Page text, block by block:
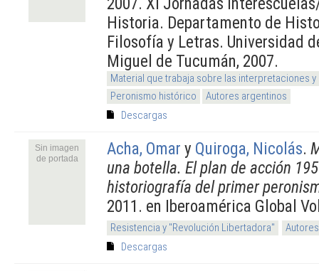
Historia. Departamento de
Filosofía y Letras. Universidad
Miguel de Tucumán, 2007.
Material que trabaja sobre las interpretaciones
Peronismo histórico
Autores argentinos
Descargas
Sin imagen
de portada
Acha, Omar y Quiroga, Nicolás.
una botella. El plan de acción
historiografía del primer
2011. en Iberoamérica Global
Resistencia y "Revolución Libertadora"
Descargas